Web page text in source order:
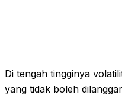
Di tengah tingginya
yang tidak boleh